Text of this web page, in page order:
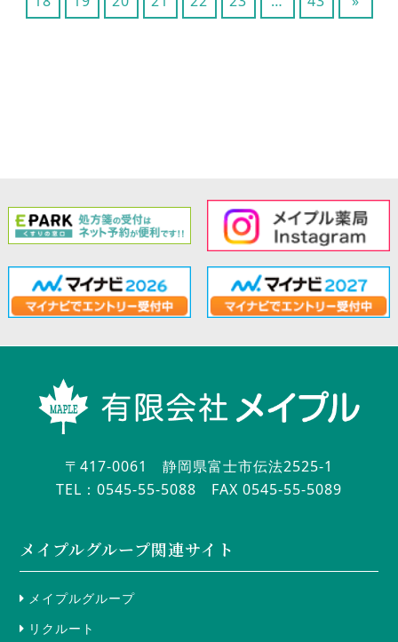
〒417-0061 静岡県富士市伝法2525-1
TEL：0545-55-5088 FAX 0545-55-5089
メイプルグループ関連サイト
メイプルグループ
リクルート